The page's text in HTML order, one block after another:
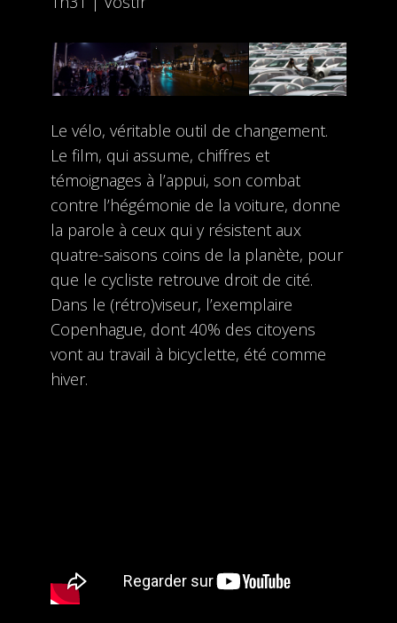
Le vélo, véritable outil de changement.
Le film, qui assume, chiffres et
témoignages à l’appui, son combat
contre l’hégémonie de la voiture, donne
la parole à ceux qui y résistent aux
quatre-saisons coins de la planète, pour
que le cycliste retrouve droit de cité.
Dans le (rétro)viseur, l’exemplaire
Copenhague, dont 40% des citoyens
vont au travail à bicyclette, été comme
hiver.